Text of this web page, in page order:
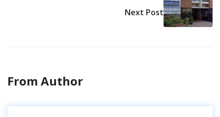
Next Post
From Author